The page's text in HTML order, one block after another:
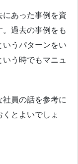
にあった事例を資
過去の事例をも
うパターンをい
う時でもマニュ
員の話を参考に
とよいでしょ